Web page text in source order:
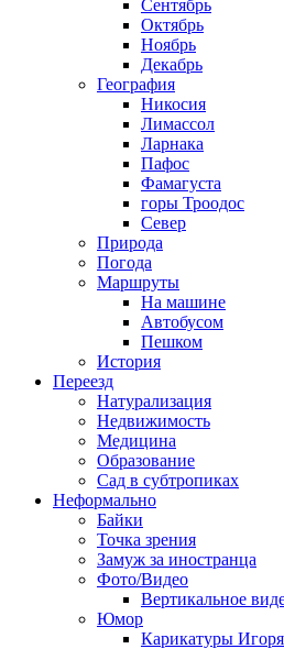
Сентябрь
Октябрь
Ноябрь
Декабрь
География
Никосия
Лимассол
Ларнака
Пафос
Фамагуста
горы Троодос
Север
Природа
Погода
Маршруты
На машине
Автобусом
Пешком
История
Переезд
Натурализация
Недвижимость
Медицина
Образование
Сад в субтропиках
Неформально
Байки
Точка зрения
Замуж за иностранца
Фото/Видео
Вертикальное
Юмор
Карикатуры